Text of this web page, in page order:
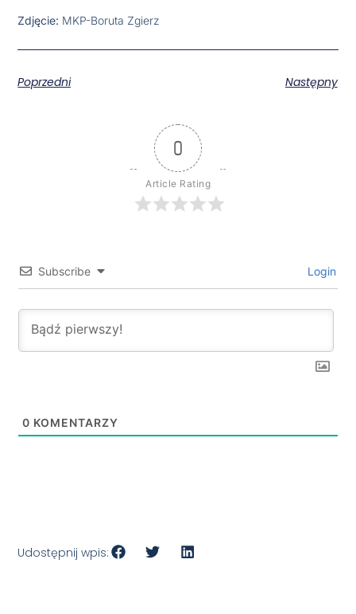
Zdjęcie: MKP-Boruta Zgierz
Poprzedni Następny
0
Article Rating
Subscribe Login
0 KOMENTARZY
Udostępnij wpis: